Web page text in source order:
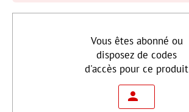
Vous êtes abonné ou
disposez de codes
d'accès pour ce produit